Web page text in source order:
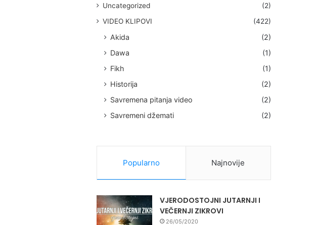
Uncategorized
(2)
VIDEO KLIPOVI
(422)
Akida
(2)
Dawa
(1)
Fikh
(1)
Historija
(2)
Savremena pitanja video
(2)
Savremeni džemati
(2)
Popularno Najnovije
VJERODOSTOJNI JUTARNJI I
VEČERNJI ZIKROVI
26/05/2020